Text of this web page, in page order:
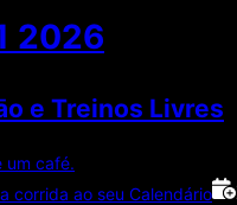
2026
e Treinos Livres
um café.
corrida ao seu Calendário